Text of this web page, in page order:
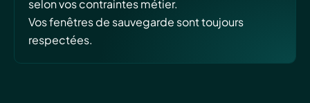
selon vos contraintes métier.
Vos fenêtres de sauvegarde sont toujours
respectées.